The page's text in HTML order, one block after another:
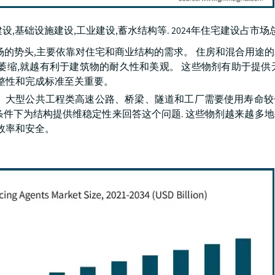
,基础设施建设,工业建设,蓄水结构等. 2024年住宅建设占市场
势头,主要依靠对住宅和商业结构的需求。 住房和混合用途
,就越有利于建筑物的耐久性和美观。 这些物剂有助于提供
和完成标准至关重要。
型公共工程类高速公路、桥梁、隧道和工厂需要使用寿命
下为结构提供维稳定性来回答这个问题. 这些物剂越来越多
和安全。